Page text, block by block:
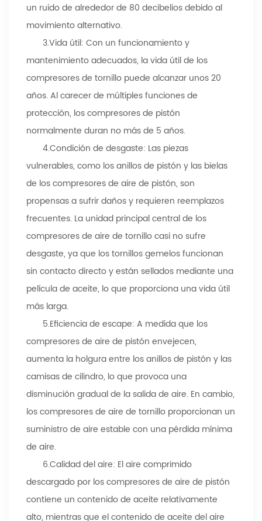
un ruido de alrededor de 80 decibelios debido al
movimiento alternativo.
3.Vida útil: Con un funcionamiento y
mantenimiento adecuados, la vida útil de los
compresores de tornillo puede alcanzar unos 20
años. Al carecer de múltiples funciones de
protección, los compresores de pistón
normalmente duran no más de 5 años.
4.Condición de desgaste: Las piezas
vulnerables, como los anillos de pistón y las bielas
de los compresores de aire de pistón, son
propensas a sufrir daños y requieren reemplazos
frecuentes. La unidad principal central de los
compresores de aire de tornillo casi no sufre
desgaste, ya que los tornillos gemelos funcionan
sin contacto directo y están sellados mediante una
película de aceite, lo que proporciona una vida útil
más larga.
5.Eficiencia de escape: A medida que los
compresores de aire de pistón envejecen,
aumenta la holgura entre los anillos de pistón y las
camisas de cilindro, lo que provoca una
disminución gradual de la salida de aire. En cambio,
los compresores de aire de tornillo proporcionan un
suministro de aire estable con una pérdida mínima
de aire.
6.Calidad del aire: El aire comprimido
descargado por los compresores de aire de pistón
contiene un contenido de aceite relativamente
alto, mientras que el contenido de aceite del aire